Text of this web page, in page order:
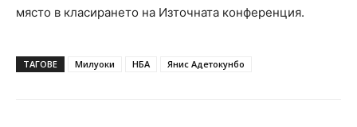
място в класирането на Източната конференция.
ТАГОВЕ Милуоки НБА Янис Адетокунбо